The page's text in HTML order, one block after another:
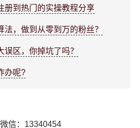
册到热门的实操教程分享
，做到从零到万的粉丝？
区，你掉坑了吗？
办呢?
信：13340454